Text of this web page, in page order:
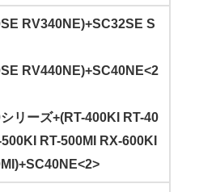
RV340NE)+SC32SE S
RV440NE)+SC40NE<2
リーズ+(RT-400KI RT-40
RT-500MI RX-600KI